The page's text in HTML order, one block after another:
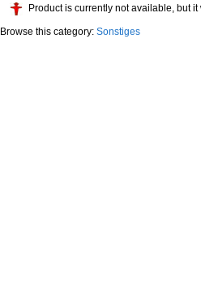
Product is currently not available, but
Browse this category: Sonstiges